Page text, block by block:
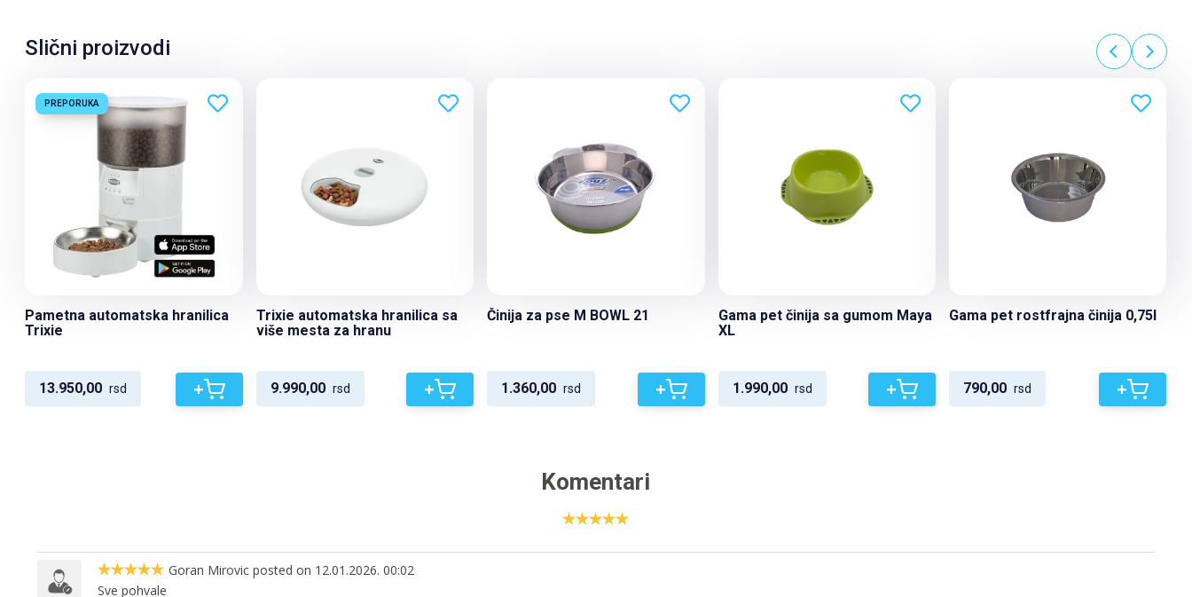
Slični proizvodi
PREPORUKA
Pametna automatska hranilica
Trixie
13.950,00 rsd +
Trixie automatska hranilica sa
više mesta za hranu
9.990,00 rsd +
Činija za pse M BOWL 21
1.360,00 rsd +
Gama pet činija sa gumom Maya
XL
1.990,00 rsd +
Gama pet rostfrajna činija 0,75l
790,00 rsd +
Komentari
Goran Mirovic posted on 12.01.2026. 00:02
Sve pohvale